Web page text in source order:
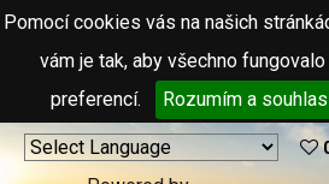
Pomocí cookies vás na našich
vám je tak, aby všechno
preferencí.
Rozumím a